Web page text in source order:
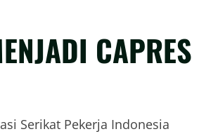
CAPRES
Serikat Pekerja Indonesia